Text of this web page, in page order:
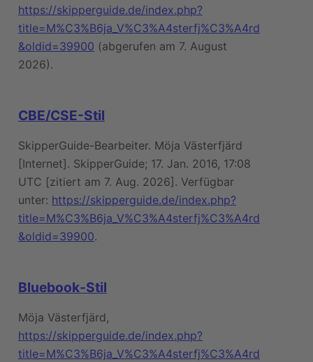
https://skipperguide.de/index.php?
title=M%C3%B6ja_V%C3%A4sterfj%C3%A4rd
&oldid=39900 (abgerufen am 7. August
2026).
CBE/CSE-Stil
SkipperGuide-Bearbeiter. Möja Västerfjärd
[Internet]. SkipperGuide; 17. Jan. 2016, 17:08
UTC [zitiert am 7. Aug. 2026]. Verfügbar
unter: https://skipperguide.de/index.php?
title=M%C3%B6ja_V%C3%A4sterfj%C3%A4rd
&oldid=39900.
Bluebook-Stil
Möja Västerfjärd,
https://skipperguide.de/index.php?
title=M%C3%B6ja_V%C3%A4sterfj%C3%A4rd